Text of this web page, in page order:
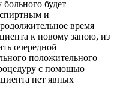
будет
спиртным и
время
к новому запою, из
очередной
положительного
с помощью
нет явных